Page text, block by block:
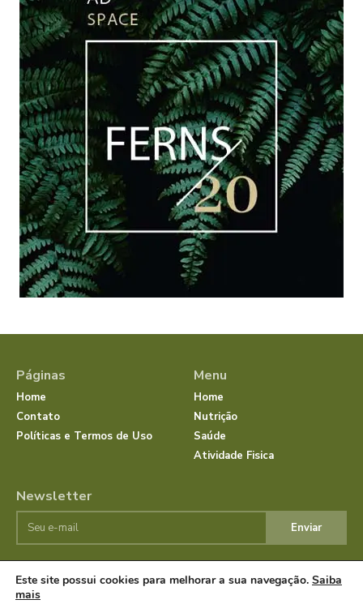
Páginas
Home
Contato
Políticas e Termos de Uso
Menu
Home
Nutrição
Saúde
Atividade Fisica
Newsletter
Enviar
© JornalSaudeBemEstar.Com.Br 2025 Todos os direitos
reservados.
Este site possui cookies para melhorar a sua navegação. Saiba
mais